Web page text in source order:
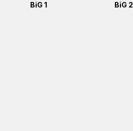
BiG 1 BiG 2